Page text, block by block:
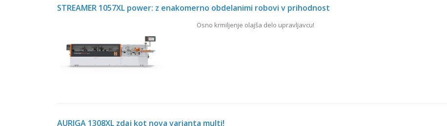
STREAMER 1057XL power: z enakomerno obdelanimi robovi v prihodnost
Osno krmiljenje olajša delo upravljavcu!
AURIGA 1308XL zdaj kot nova varianta multi!